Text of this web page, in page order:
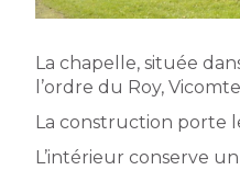
La chapelle, située
l’ordre du Roy,
La construction porte
L’intérieur conserve